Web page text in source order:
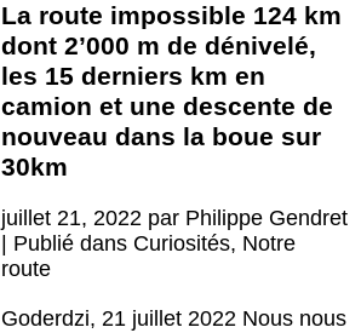
La route impossible 124 km
dont 2’000 m de dénivelé,
les 15 derniers km en
camion et une descente de
nouveau dans la boue sur
30km
juillet 21, 2022 par Philippe Gendret
| Publié dans Curiosités, Notre
route
Goderdzi, 21 juillet 2022 Nous nous